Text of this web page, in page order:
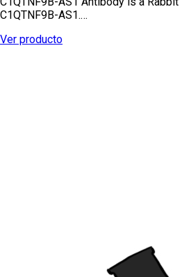
C1QTNF9B-AS1.…
Ver producto